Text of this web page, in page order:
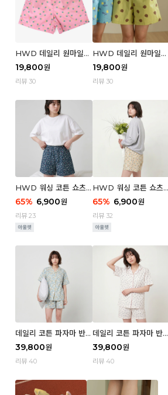
HWD 데일리 원마일
쇼츠 - 04 Aroma (우
먼)
19,800원
리뷰 30
HWD 데일리 원마일
쇼츠 - 03 Poodle (우
먼)
19,800원
리뷰 30
HWD 워싱 코튼 쇼츠
(우먼) - 03 Berry tre
e
65% 6,900원
리뷰 23
HWD 워싱 코튼 쇼츠
(우먼) - 02 Retro flo
wer
65% 6,900원
리뷰 32
데일리 코튼 파자마 반팔
세트 (우먼) - 03 Sum
mer lane
39,800원
리뷰 40
데일리 코튼 파자마 반팔
세트 (우먼) - 02 Blue
cherry
39,800원
리뷰 40